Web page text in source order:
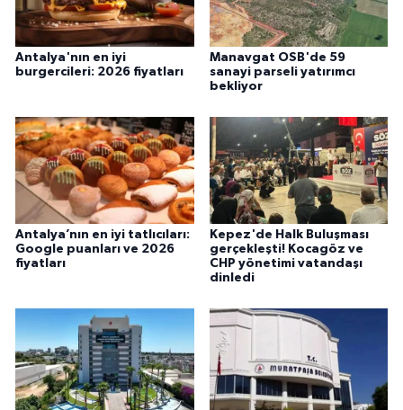
Antalya'nın en iyi
burgercileri: 2026 fiyatları
Manavgat OSB'de 59
sanayi parseli yatırımcı
bekliyor
Antalya’nın en iyi tatlıcıları:
Google puanları ve 2026
fiyatları
Kepez'de Halk Buluşması
gerçekleşti! Kocagöz ve
CHP yönetimi vatandaşı
dinledi